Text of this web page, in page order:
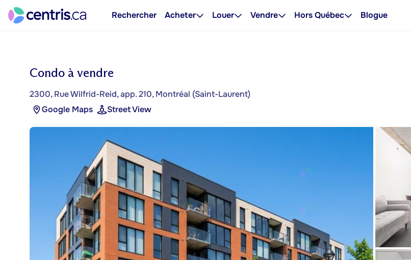
Rechercher Acheter Louer Vendre Hors Québec Blogue
Condo à vendre
2300, Rue Wilfrid-Reid, app. 210, Montréal (Saint-Laurent)
Google Maps
Street View